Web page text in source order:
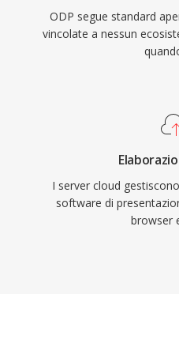
ODP segue standard
vincolate a nessun
I server cloud
software di
browser